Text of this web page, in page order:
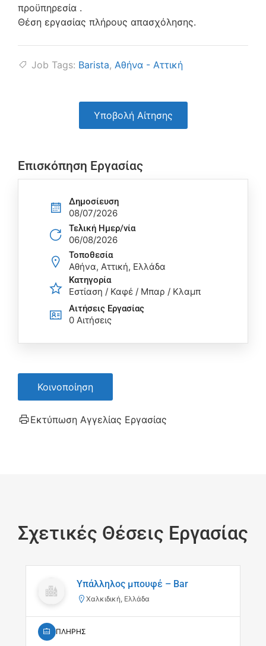
προϋπηρεσία .
Θέση εργασίας πλήρους απασχόλησης.
Job Tags: Barista, Αθήνα - Αττική
Υποβολή Αίτησης
Επισκόπηση Εργασίας
Δημοσίευση
08/07/2026
Τελική Ημερ/νία
06/08/2026
Τοποθεσία
Αθήνα, Αττική, Ελλάδα
Κατηγορία
Εστίαση / Καφέ / Μπαρ / Κλαμπ
Αιτήσεις Eργασίας
0 Αιτήσεις
Κοινοποίηση
Εκτύπωση Αγγελίας Εργασίας
Σχετικές Θέσεις Εργασίας
Υπάλληλος μπουφέ – Bar
Χαλκιδική, Ελλάδα
ΠΛΗΡΗΣ